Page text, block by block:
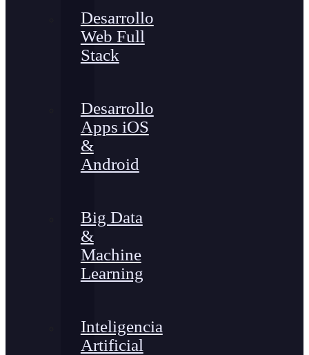
Desarrollo
Web Full
Stack
Desarrollo
Apps iOS
&
Android
Big Data
&
Machine
Learning
Inteligencia
Artificial